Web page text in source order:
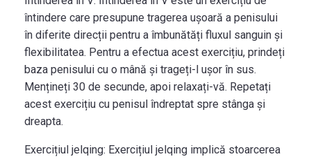
întindere care presupune tragerea ușoară a penisului
în diferite direcții pentru a îmbunătăți fluxul sanguin și
flexibilitatea. Pentru a efectua acest exercițiu, prindeți
baza penisului cu o mână și trageți-l ușor în sus.
Mențineți 30 de secunde, apoi relaxați-vă. Repetați
acest exercițiu cu penisul îndreptat spre stânga și
dreapta.
Exercițiul jelqing: Exercițiul jelqing implică stoarcerea